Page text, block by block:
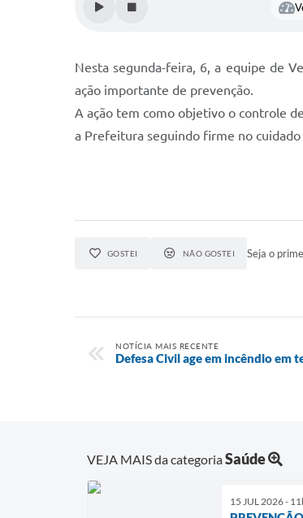
Nesta segunda-feira, 6, a equipe de
ação importante de prevenção.
A ação tem como objetivo o controle
a Prefeitura seguindo firme no cuidado
GOSTEI NÃO GOSTEI Seja o
NOTÍCIA MAIS RECENTE
Defesa Civil age em incêndio em
VEJA MAIS da categoriaSaúde
15 JUL 2026 -